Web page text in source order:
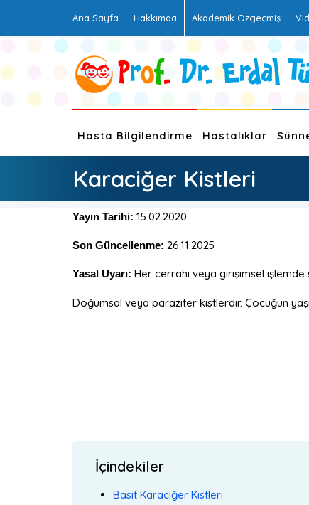
Ana Sayfa Hakkımda Akademik Özgeçmiş
Hasta Bilgilendirme Hastalıklar
Karaciğer Kistleri
Yayın Tarihi: 15.02.2020
Son Güncellenme: 26.11.2025
Yasal Uyarı: Her cerrahi veya girişimsel işlemde
Doğumsal veya paraziter kistlerdir. Çocuğun
İçindekiler
Basit Karaciğer Kistleri